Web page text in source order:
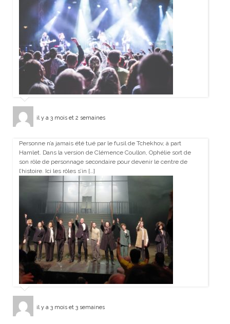
il y a 3 mois et 2 semaines
Personne n’a jamais été tué par le fusil de Tchekhov, à part
Hamlet. Dans la version de Clémence Coullon, Ophélie sort de
son rôle de personnage secondaire pour devenir le centre de
l’histoire. Ici les rôles s’in […]
il y a 3 mois et 3 semaines